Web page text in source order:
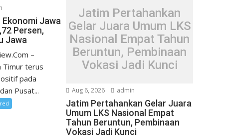
Jawa
Persen,
Jawa
–
Timur terus
pada
Pusat...
Jatim Pertahankan
Gelar Juara Umum LKS
Nasional Empat Tahun
Beruntun, Pembinaan
Vokasi Jadi Kunci
Aug 6, 2026 admin
Jatim Pertahankan Gelar Juara
Umum LKS Nasional Empat
Tahun Beruntun, Pembinaan
Vokasi Jadi Kunci